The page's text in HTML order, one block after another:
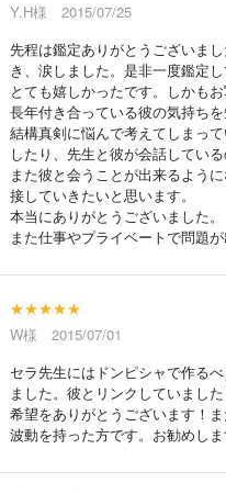
Y.H様 2015/07/25
先程は鑑定ありがとうございま
き、涙しました。是非一度鑑定
とても嬉しかったです。しかも
長年付き合っている彼の気持ち
結構真剣に悩んで考えてしまっ
したり、先生と彼が会話してい
また彼と会うことが出来るよう
接していきたいと思います。
本当にありがとうございました。
また仕事やプライベートで問題
★★★★★
W様 2015/07/01
セラ先生にはドンピシャで作る
ました。彼とリンクしていまし
希望をありがとうございます！
波動を持った方です。お勧めしま